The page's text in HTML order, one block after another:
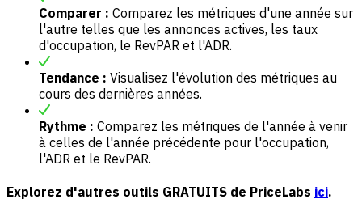
Comparer : Comparez les métriques d'une année sur
l'autre telles que les annonces actives, les taux
d'occupation, le RevPAR et l'ADR.
Tendance : Visualisez l'évolution des métriques au
cours des dernières années.
Rythme : Comparez les métriques de l'année à venir
à celles de l'année précédente pour l'occupation,
l'ADR et le RevPAR.
Explorez d'autres outils GRATUITS de PriceLabs ici.